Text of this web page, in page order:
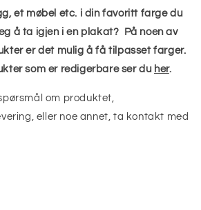
et møbel etc. i din favoritt farge du
å ta igjen i en plakat? På noen av
er det mulig å få tilpasset farger.
som er redigerbare ser du her.
om produktet,
eller noe annet, ta kontakt med